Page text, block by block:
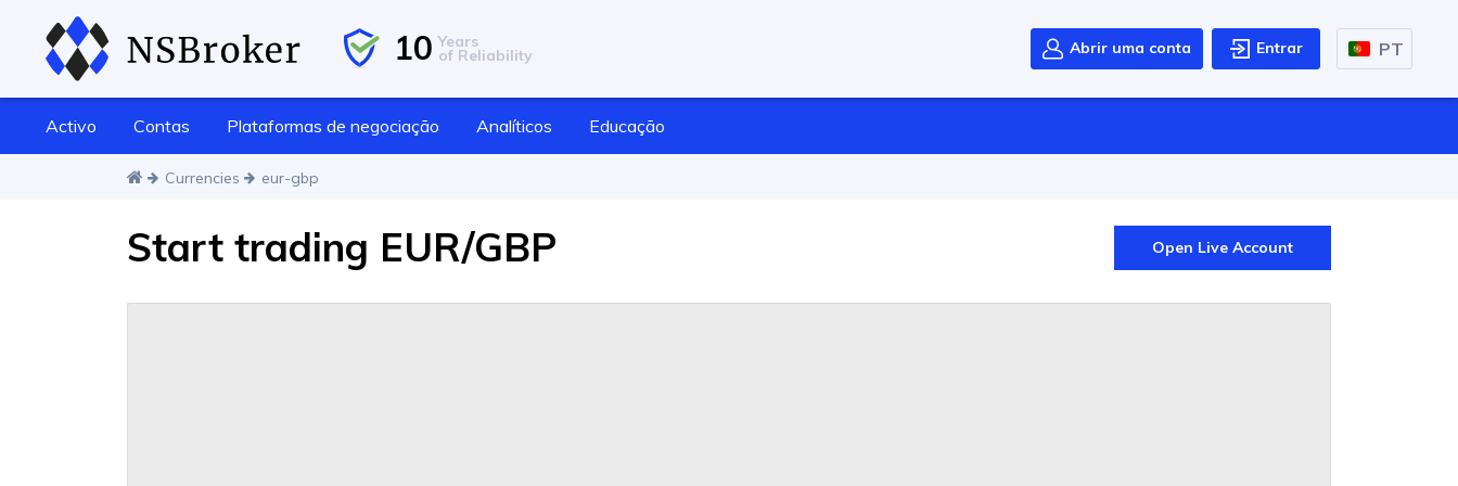
10 Years
of Reliability Abrir uma conta Entrar PT
Activo Contas Plataformas de negociação Analíticos Educação
Currencies eur-gbp
Start trading EUR/GBP Open Live Account